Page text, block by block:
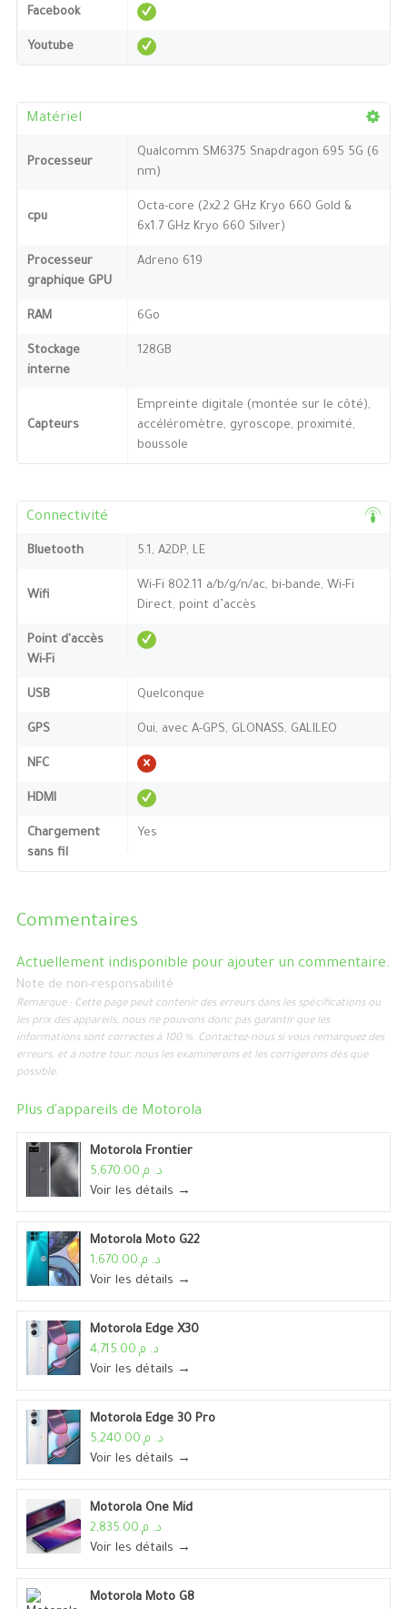
Facebook
Youtube
Matériel
Processeur
Qualcomm SM6375 Snapdragon 695 5G (6
nm)
cpu
Octa-core (2x2.2 GHz Kryo 660 Gold &
6x1.7 GHz Kryo 660 Silver)
Processeur
graphique GPU
Adreno 619
RAM 6Go
Stockage
interne
128GB
Capteurs
Empreinte digitale (montée sur le côté),
accéléromètre, gyroscope, proximité,
boussole
Connectivité
Bluetooth 5.1, A2DP, LE
Wifi
Wi-Fi 802.11 a/b/g/n/ac, bi-bande, Wi-Fi
Direct, point d’accès
Point d'accès
Wi-Fi
USB Quelconque
GPS Oui, avec A-GPS, GLONASS, GALILEO
NFC
HDMI
Chargement
sans fil
Yes
Commentaires
Actuellement indisponible pour ajouter un commentaire.
Note de non-responsabilité
Remarque : Cette page peut contenir des erreurs dans les spécifications ou
les prix des appareils, nous ne pouvons donc pas garantir que les
informations sont correctes à 100 %. Contactez-nous si vous remarquez des
erreurs, et à notre tour, nous les examinerons et les corrigerons dès que
possible.
Plus d'appareils de Motorola
Motorola Frontier
د. م.5,670.00
Voir les détails →
Motorola Moto G22
د. م.1,670.00
Voir les détails →
Motorola Edge X30
د. م.4,715.00
Voir les détails →
Motorola Edge 30 Pro
د. م.5,240.00
Voir les détails →
Motorola One Mid
د. م.2,835.00
Voir les détails →
Motorola Moto G8